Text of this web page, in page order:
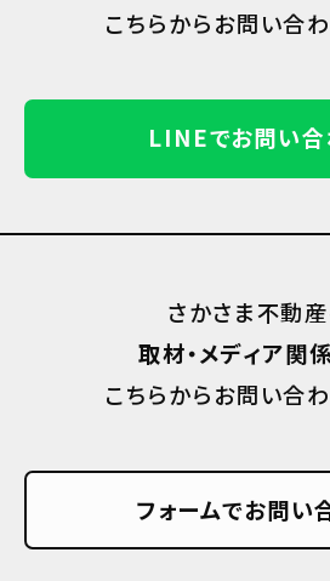
こちらからお問い合
LINEでお問い
さかさま不動
取材・メディア関
こちらからお問い合
フォームでお問い